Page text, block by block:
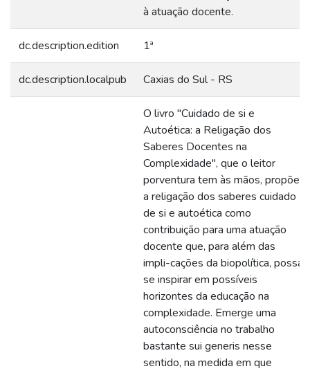
à atuação docente.
dc.description.edition 1ª
dc.description.localpub Caxias do Sul - RS
O livro "Cuidado de si e
Autoética: a Religação dos
Saberes Docentes na
Complexidade", que o leitor
porventura tem às mãos, propõe
a religação dos saberes cuidado
de si e autoética como
contribuição para uma atuação
docente que, para além das
impli-cações da biopolítica, possa
se inspirar em possíveis
horizontes da educação na
complexidade. Emerge uma
autoconsciência no trabalho
bastante sui generis nesse
sentido, na medida em que